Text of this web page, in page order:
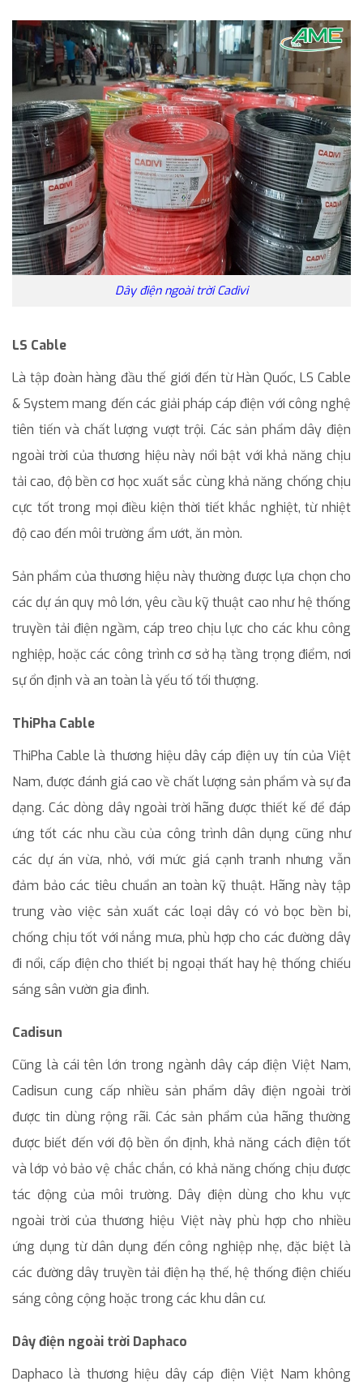
Dây điện ngoài trời Cadivi
LS Cable
Là tập đoàn hàng đầu thế giới đến từ Hàn Quốc, LS Cable
& System mang đến các giải pháp cáp điện với công nghệ
tiên tiến và chất lượng vượt trội. Các sản phẩm dây điện
ngoài trời của thương hiệu này nổi bật với khả năng chịu
tải cao, độ bền cơ học xuất sắc cùng khả năng chống chịu
cực tốt trong mọi điều kiện thời tiết khắc nghiệt, từ nhiệt
độ cao đến môi trường ẩm ướt, ăn mòn.
Sản phẩm của thương hiệu này thường được lựa chọn cho
các dự án quy mô lớn, yêu cầu kỹ thuật cao như hệ thống
truyền tải điện ngầm, cáp treo chịu lực cho các khu công
nghiệp, hoặc các công trình cơ sở hạ tầng trọng điểm, nơi
sự ổn định và an toàn là yếu tố tối thượng.
ThiPha Cable
ThiPha Cable là thương hiệu dây cáp điện uy tín của Việt
Nam, được đánh giá cao về chất lượng sản phẩm và sự đa
dạng. Các dòng dây ngoài trời hãng được thiết kế để đáp
ứng tốt các nhu cầu của công trình dân dụng cũng như
các dự án vừa, nhỏ, với mức giá cạnh tranh nhưng vẫn
đảm bảo các tiêu chuẩn an toàn kỹ thuật. Hãng này tập
trung vào việc sản xuất các loại dây có vỏ bọc bền bỉ,
chống chịu tốt với nắng mưa, phù hợp cho các đường dây
đi nổi, cấp điện cho thiết bị ngoại thất hay hệ thống chiếu
sáng sân vườn gia đình.
Cadisun
Cũng là cái tên lớn trong ngành dây cáp điện Việt Nam,
Cadisun cung cấp nhiều sản phẩm dây điện ngoài trời
được tin dùng rộng rãi. Các sản phẩm của hãng thường
được biết đến với độ bền ổn định, khả năng cách điện tốt
và lớp vỏ bảo vệ chắc chắn, có khả năng chống chịu được
tác động của môi trường. Dây điện dùng cho khu vực
ngoài trời của thương hiệu Việt này phù hợp cho nhiều
ứng dụng từ dân dụng đến công nghiệp nhẹ, đặc biệt là
các đường dây truyền tải điện hạ thế, hệ thống điện chiếu
sáng công cộng hoặc trong các khu dân cư.
Dây điện ngoài trời Daphaco
Daphaco là thương hiệu dây cáp điện Việt Nam không